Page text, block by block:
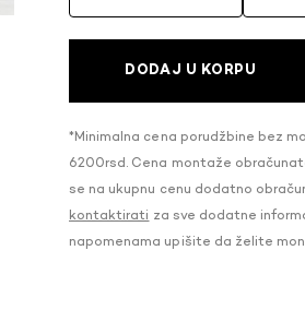
DODAJ U KORPU
*Minimalna cena porudžbine bez
6200rsd. Cena montaže
se na ukupnu cenu dodatno
kontaktirati za sve dodatne
napomenama upišite da želite